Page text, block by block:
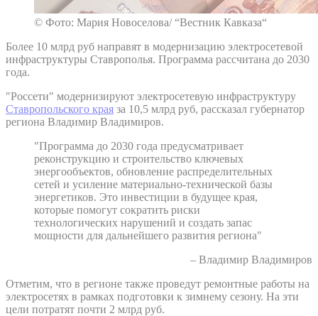
© Фото: Мария Новоселова/ “Вестник Кавказа“
Более 10 млрд руб направят в модернизацию электросетевой
инфраструктуры Ставрополья. Программа рассчитана до 2030
года.
"Россети" модернизируют электросетевую инфраструктуру
Ставропольского края за 10,5 млрд руб, рассказал губернатор
региона Владимир Владимиров.
"Программа до 2030 года предусматривает
реконструкцию и строительство ключевых
энергообъектов, обновление распределительных
сетей и усиление материально-технической базы
энергетиков. Это инвестиции в будущее края,
которые помогут сократить риски
технологических нарушений и создать запас
мощности для дальнейшего развития региона"
– Владимир Владимиров
Отметим, что в регионе также проведут ремонтные работы на
электросетях в рамках подготовки к зимнему сезону. На эти
цели потратят почти 2 млрд руб.